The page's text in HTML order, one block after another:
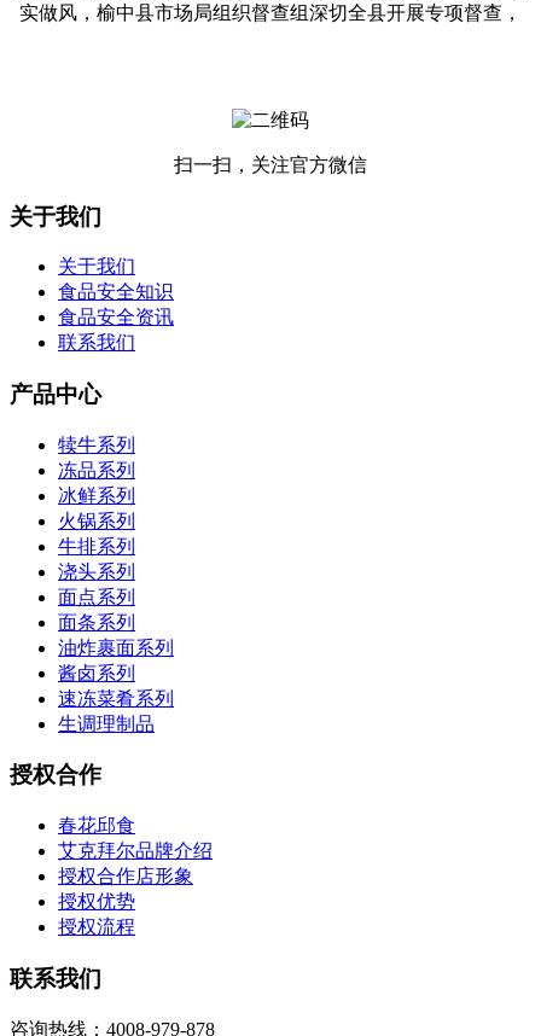
实做风，榆中县市场局组织督查组深切全县开展专项督查，
扫一扫，关注官方微信
关于我们
关于我们
食品安全知识
食品安全资讯
联系我们
产品中心
犊牛系列
冻品系列
冰鲜系列
火锅系列
牛排系列
浇头系列
面点系列
面条系列
油炸裹面系列
酱卤系列
速冻菜肴系列
生调理制品
授权合作
春花邱食
艾克拜尔品牌介绍
授权合作店形象
授权优势
授权流程
联系我们
咨询热线：4008-979-878